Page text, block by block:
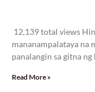
12,139 total views
mananampalataya na
panalangin sa gitna
Read More »